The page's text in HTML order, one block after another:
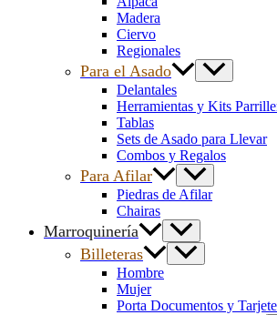
Madera
Ciervo
Regionales
Para el Asado
Delantales
Herramientas y Kits
Tablas
Sets de Asado para Llevar
Combos y Regalos
Para Afilar
Piedras de Afilar
Chairas
Marroquinería
Billeteras
Hombre
Mujer
Porta Documentos y